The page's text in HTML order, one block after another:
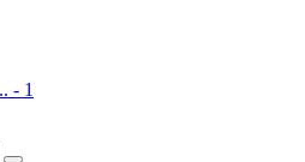
- 1